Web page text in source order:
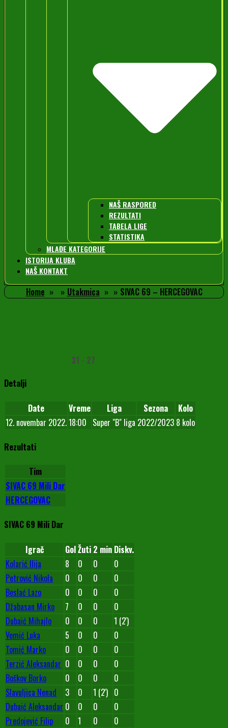
NAŠ RASPORED
REZULTATI
TABELA LIGE
STATISTIKA
MLAĐE KATEGORIJE
ISTORIJA KLUBA
NAŠ KONTAKT
Home Utakmica SIVAC 69 – HERCEGOVAC
31 - 27
Detalji
Date Vreme Liga Sezona
Kolo
12. novembar 2022.18:00 Super "B" liga 2022/2023 8 kolo
Rezultati
Tim
SIVAC 69 Mili Dar
HERCEGOVAC
SIVAC 69 Mili Dar
Igrač GolŽuti 2 min Diskv.
Kolarić Ilija
8 0 0
0
Petrović Nikola
0 0 0
0
Beslać Lazo
0 0 0
0
Džabasan Mirko
7 0 0
0
Dubaić Mihajlo
0 0 0
1 (2')
Vemić Luka
5 0 0
0
Tomić Marko
0 0 0
0
Terzić Aleksandar 0 0 0
0
Boškov Borko
0 0 0
0
Slavuljica Nenad
3 0 1 (2') 0
Dubaić Aleksandar 0 0 0
0
Predojević Filip
0 1 0
0